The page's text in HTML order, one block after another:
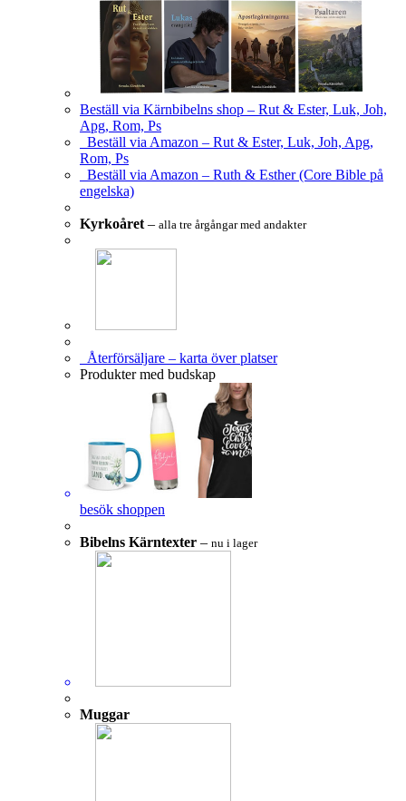
Beställ via Kärnbibelns shop – Rut & Ester, Luk, Joh,
Apg, Rom, Ps
Beställ via Amazon – Rut & Ester, Luk, Joh, Apg,
Rom, Ps
Beställ via Amazon – Ruth & Esther (Core Bible på
engelska)
Kyrkoåret – alla tre årgångar med andakter
Återförsäljare – karta över platser
Produkter med budskap
besök shoppen
Bibelns Kärntexter – nu i lager
Muggar